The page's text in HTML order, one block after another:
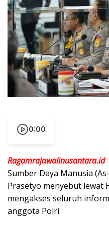
0:00
Ragamrajawalinusantara.id
Sumber Daya Manusia
Prasetyo menyebut lewat
mengakses seluruh
anggota Polri.